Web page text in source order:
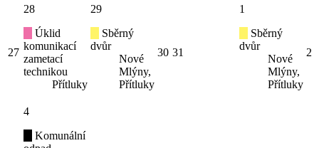
27
28
Úklid
komunikací
zametací
technikou
Přítluky
29
Sběrný
dvůr
Nové
Mlýny,
Přítluky
30 31
1
Sběrný
dvůr
Nové
Mlýny,
Přítluky
2
4
Komunální